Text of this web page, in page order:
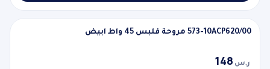
جديد 573-10ACP620/00 مروحة فلبس 45 واط ابيض573-10ACP620/00 مروحة فلبس 45 واط ابيض
ر.س 148